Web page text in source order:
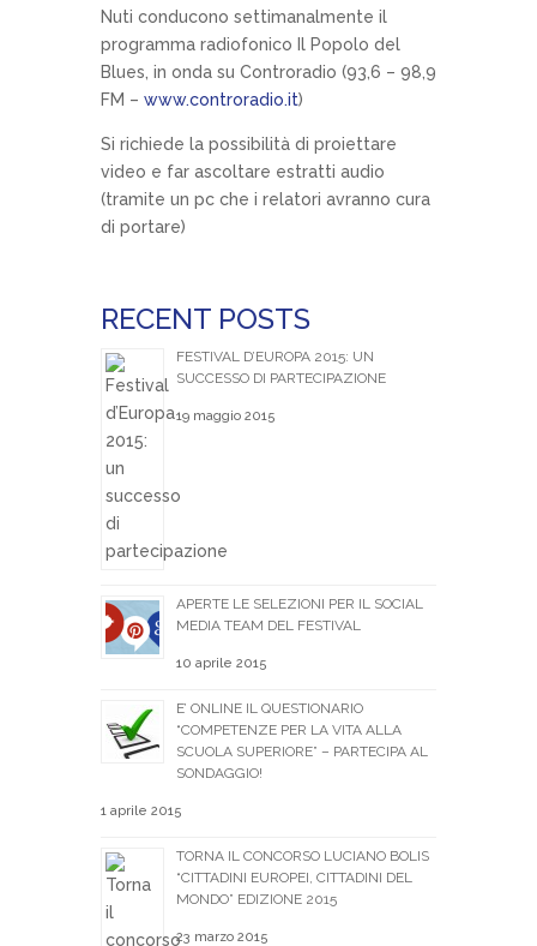
Nuti conducono settimanalmente il
programma radiofonico Il Popolo del
Blues, in onda su Controradio (93,6 – 98,9
FM – www.controradio.it)
Si richiede la possibilità di proiettare
video e far ascoltare estratti audio
(tramite un pc che i relatori avranno cura
di portare)
RECENT POSTS
FESTIVAL D’EUROPA 2015: UN
SUCCESSO DI PARTECIPAZIONE
19 maggio 2015
APERTE LE SELEZIONI PER IL SOCIAL
MEDIA TEAM DEL FESTIVAL
10 aprile 2015
E’ ONLINE IL QUESTIONARIO
“COMPETENZE PER LA VITA ALLA
SCUOLA SUPERIORE” – PARTECIPA AL
SONDAGGIO!
1 aprile 2015
TORNA IL CONCORSO LUCIANO BOLIS
“CITTADINI EUROPEI, CITTADINI DEL
MONDO” EDIZIONE 2015
23 marzo 2015